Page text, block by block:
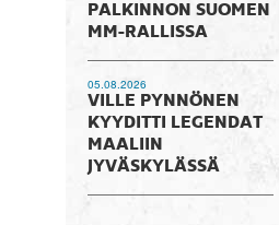
PALKINNON SUOMEN
MM-RALLISSA
05.08.2026
VILLE PYNNÖNEN
KYYDITTI LEGENDAT
MAALIIN
JYVÄSKYLÄSSÄ